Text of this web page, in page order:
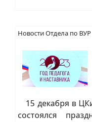
Новости Отдела по ВУР
15 декабря в
состоялся